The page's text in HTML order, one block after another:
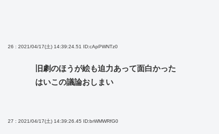
26 : 2021/04/17(土) 14:39:24.51 ID:cApPWNTz0
旧劇のほうが絵も迫力あって面白かった
はいこの議論おしまい
27 : 2021/04/17(土) 14:39:26.45 ID:brWMWRfG0